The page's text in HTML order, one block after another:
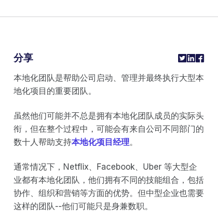
本地化团队是帮助公司启动、管理并最终执行大型本
地化项目的重要团队。
虽然他们可能并不总是拥有本地化团队成员的实际头
衔，但在整个过程中，可能会有来自公司不同部门的
数十人帮助支持本地化项目经理。
通常情况下，Netflix、Facebook、Uber 等大型企
业都有本地化团队，他们拥有不同的技能组合，包括
协作、组织和营销等方面的优势。但中型企业也需要
这样的团队--他们可能只是身兼数职。
分享